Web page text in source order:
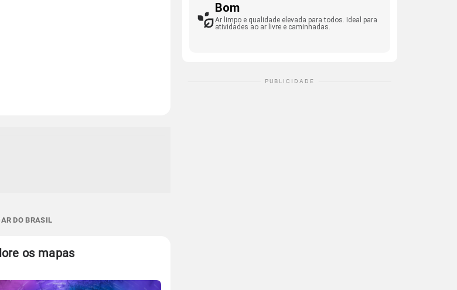
DO BRASIL
os mapas
Bom
Ar limpo e qualidade elevada para todos. Ideal para
atividades ao ar livre e caminhadas.